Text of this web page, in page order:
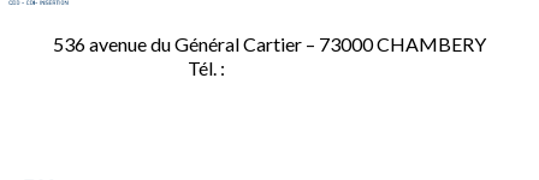
536 avenue du Général Cartier – 73000 CHAMBERY
Tél. :